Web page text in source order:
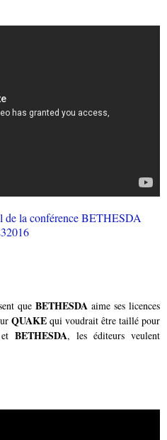
que BETHESDA aime ses licences
QUAKEqui voudrait être taillé pour
et BETHESDA, les éditeurs veulent